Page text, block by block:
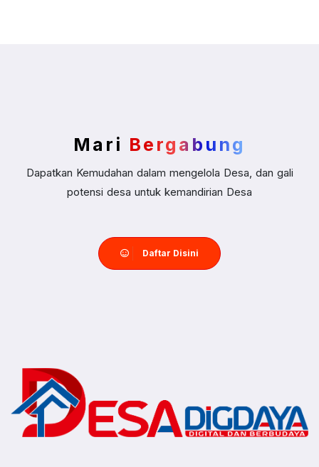
Mari Bergabung
Dapatkan Kemudahan dalam mengelola Desa, dan gali
potensi desa untuk kemandirian Desa
Daftar Disini